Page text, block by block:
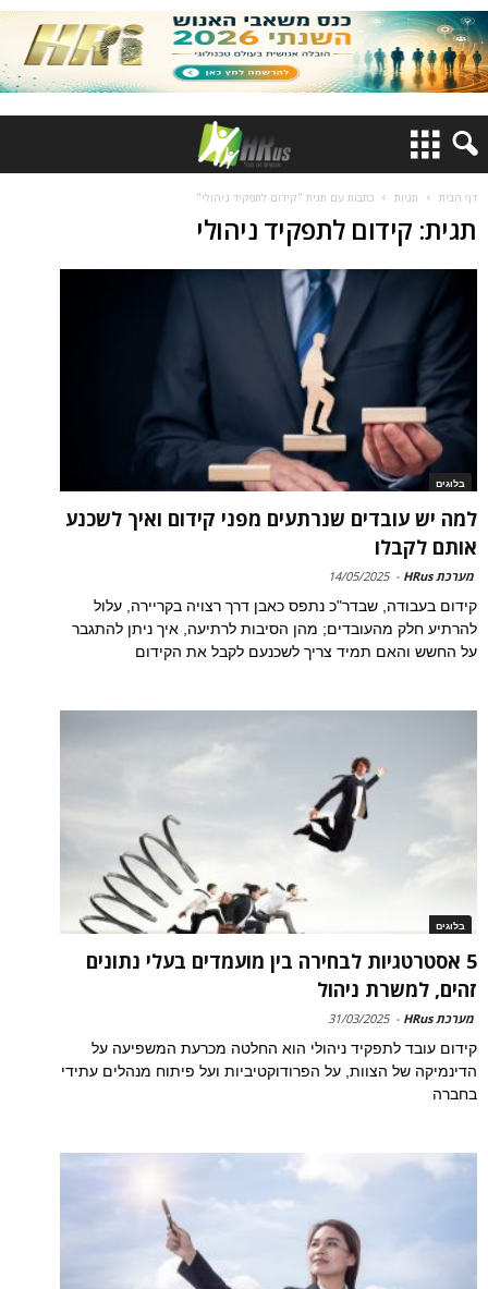
דף הבית תגיות כתבות עם תגית "קידום לתפקיד ניהולי"
תגית: קידום לתפקיד ניהולי
בלוגים
למה יש עובדים שנרתעים מפני קידום ואיך לשכנע
אותם לקבלו
מערכת HRus -
14/05/2025
קידום בעבודה, שבדר"כ נתפס כאבן דרך רצויה בקריירה, עלול
להרתיע חלק מהעובדים; מהן הסיבות לרתיעה, איך ניתן להתגבר
על החשש והאם תמיד צריך לשכנעם לקבל את הקידום
בלוגים
5 אסטרטגיות לבחירה בין מועמדים בעלי נתונים
זהים, למשרת ניהול
מערכת HRus -
31/03/2025
קידום עובד לתפקיד ניהולי הוא החלטה מכרעת המשפיעה על
הדינמיקה של הצוות, על הפרודוקטיביות ועל פיתוח מנהלים עתידי
בחברה